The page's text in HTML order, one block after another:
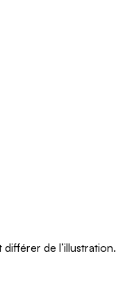
de l’illustration.